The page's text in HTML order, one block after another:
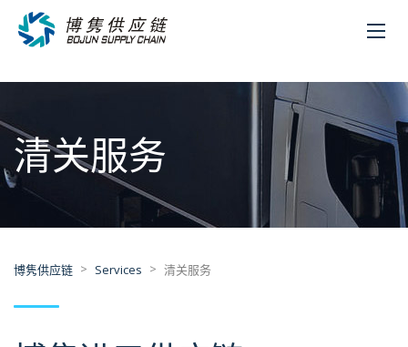
清关服务
博隽供应链 > Services > 清关服务